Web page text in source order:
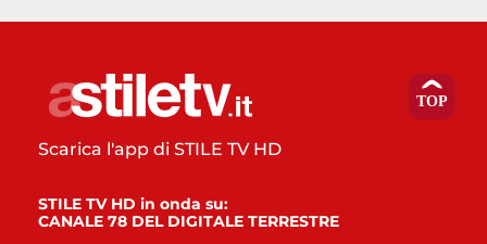
Scarica l'app di STILE TV HD
STILE TV HD in onda su:
CANALE 78 DEL DIGITALE TERRESTRE